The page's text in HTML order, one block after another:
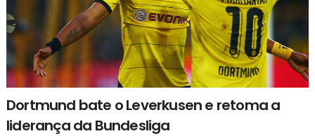
Dortmund bate o Leverkusen e retoma a
liderança da Bundesliga